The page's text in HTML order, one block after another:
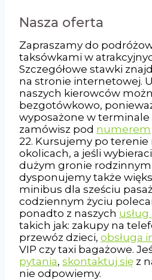
Nasza oferta
Zapraszamy do
taksówkami w
Szczegółowe stawki
na stronie internetowej.
naszych kierowców
bezgotówkowo,
wyposażone w terminale
zamówisz pod numerem
22. Kursujemy po terenie
okolicach, a jeśli
dużym gronie
dysponujemy także
minibus dla sześciu
codziennym życiu
ponadto z naszych
takich jak: zakupy na
przewóz dzieci, obsługa
VIP czy taxi bagażowe.
pytania, skontaktuj się z
nie odpowiemy.